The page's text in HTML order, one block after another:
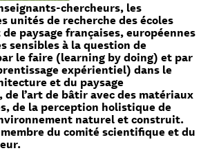
chercheurs, les
unités de recherche des écoles
paysage françaises, européennes
sensibles à la question de
le faire (learning by doing) et par
expérientiel) dans le
et du paysage
de l’art de bâtir avec des matériaux
de la perception holistique de
naturel et construit.
du comité scientifique et du